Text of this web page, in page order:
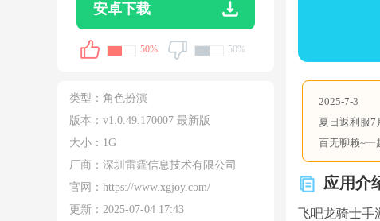
安卓下载
50% 50%
类型： 角色扮演
版本：v1.0.49.170007 最新版
大小： 1G
厂商：深圳雷霆信息技术有限公司
官网： https://www.xgjoy.com/
更新： 2025-07-04 17:43
2025-7-3
夏日返利服7
百无聊赖~一
应用介
飞吧龙骑士手